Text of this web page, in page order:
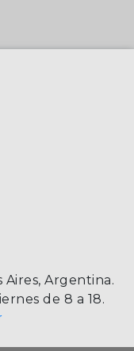
Aires, Argentina.
de 8 a 18.